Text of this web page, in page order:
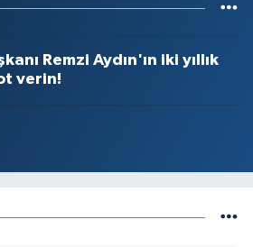
Remzi Aydın'ın iki yıllık
verin!